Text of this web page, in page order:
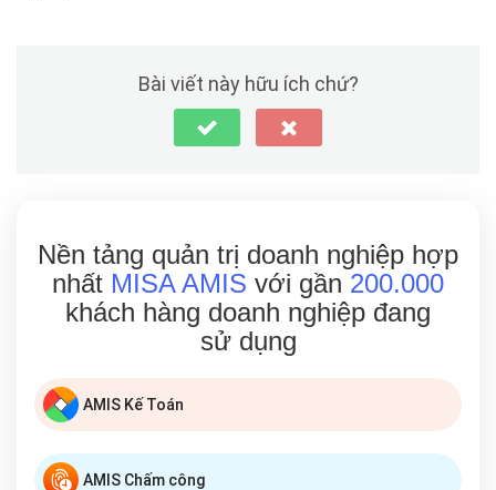
Bài viết này hữu ích chứ?
Nền tảng quản trị doanh nghiệp hợp
nhất MISA AMIS với gần 200.000
khách hàng doanh nghiệp đang
sử dụng
AMIS Kế Toán
AMIS Chấm công